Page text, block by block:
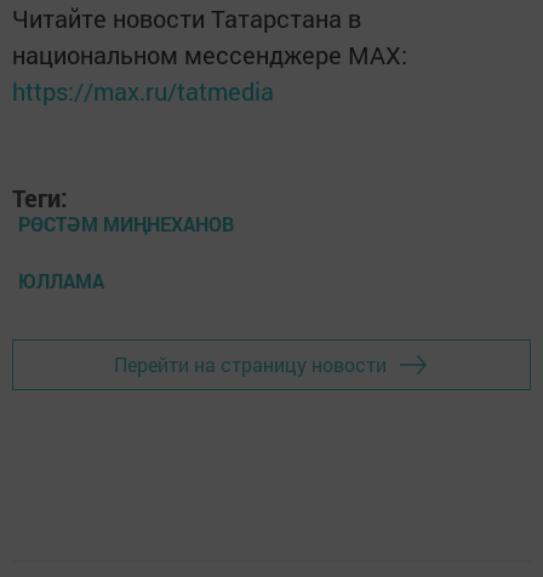
Читайте новости Татарстана в
национальном мессенджере MАХ:
https://max.ru/tatmedia
Теги:
РӨСТӘМ МИҢНЕХАНОВ
ЮЛЛАМА
Перейти на страницу новости